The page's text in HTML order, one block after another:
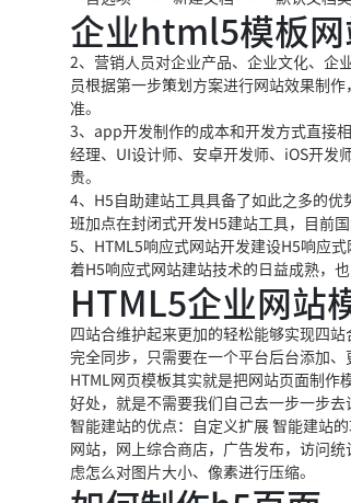
企业html5模板网
2、营销人员对企业产品、企业文化、企
员根据第一步策划方案进行网站效果制
准。
3、app开发制作的成本和开发方式直接
经理、UI设计师、安卓开发师、iOS开
贵。
4、H5自助建站工具具备了如此之多的
班加点在封闭式开发H5建站工具，目前
5、HTML5响应式网站开发建设H5响应
着H5响应式网站建站技术的日益成熟，
HTML5企业网站
四站合维护起来更加的轻松能够实现四
完全同步，只需要在一个平台后台添加
HTML网页模板其实就是把网站页面制
好处，就是不需要我们自己去一步一步
智能建站的优点：自定义扩展 智能建站
网站，网上综合商店，广告发布，访问
虑怎么对图片大小、像素进行压缩。